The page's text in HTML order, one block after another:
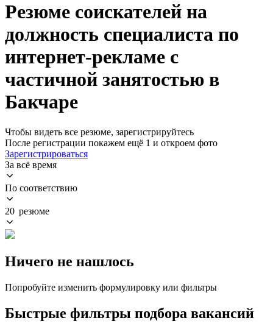
Резюме соискателей на
должность специалиста по
интернет-рекламе с
частичной занятостью в
Бакчаре
Чтобы видеть все резюме, зарегистрируйтесь
После регистрации покажем ещё 1 и откроем фото
Зарегистрироваться
За всё время
По соответствию
20 резюме
Ничего не нашлось
Попробуйте изменить формулировку или фильтры
Быстрые фильтры подбора вакансий